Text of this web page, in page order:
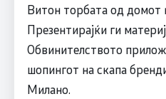
Витон торбата од домот
Презентирајќи ги
Обвинителството
шопингот на скапа
Милано.